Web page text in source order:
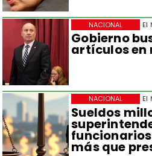
El
Gobierno
artículos
NACIONAL
El
Sueldos
más que
NACIONAL